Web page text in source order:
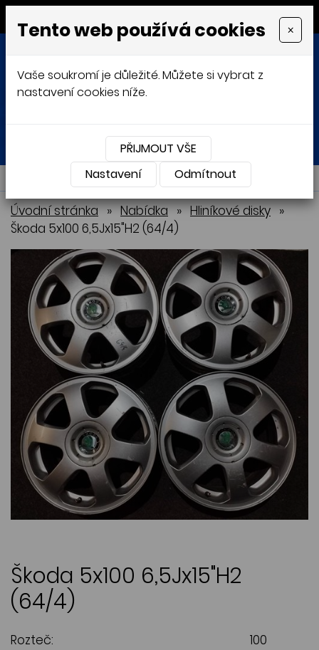
MENU
Přihlásit Košík
NABÍDKA
Úvodní stránka » Nabídka » Hliníkové disky »
Škoda 5x100 6,5Jx15"H2 (64/4)
Škoda 5x100 6,5Jx15"H2
(64/4)
Rozteč:
100
Tento web používá cookies ×
Vaše soukromí je důležité. Můžete si vybrat z
nastavení cookies níže.
PŘIJMOUT VŠE
Nastavení
Odmítnout